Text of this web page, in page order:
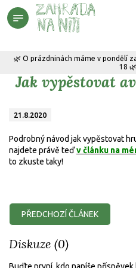
Přejít
na
🌿 O prázdninách máme v pondělí
18 🌿
Jak vypěstovat
21.8.2020
Podrobný návod jak vypěstovat
najdete právě teďv článku na
to zkuste taky!
PŘEDCHOZÍ ČLÁNEK
Diskuze (0)
Buďte první, kdo napíše